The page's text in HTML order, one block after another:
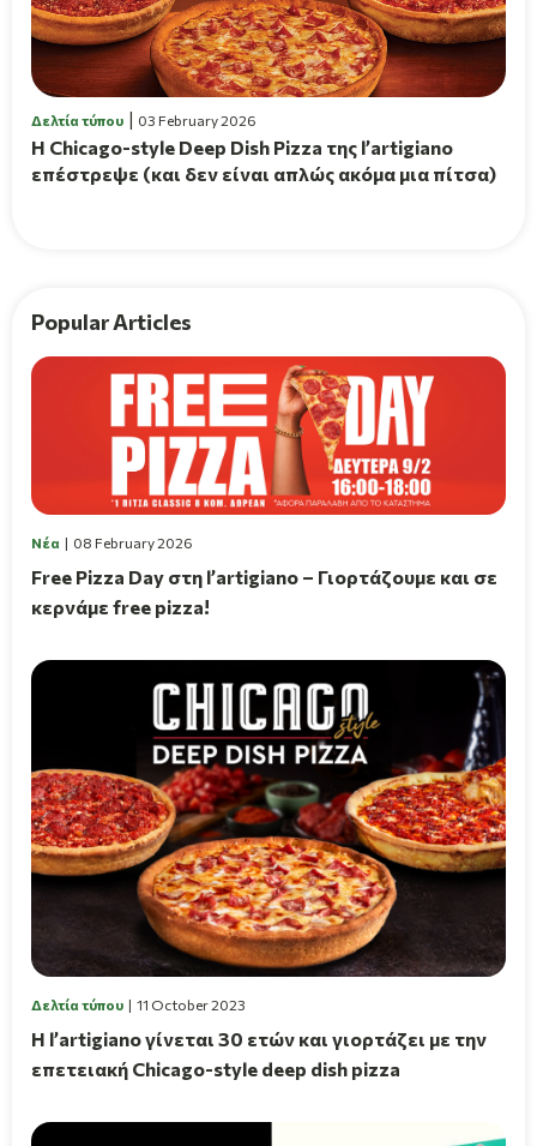
Δελτία τύπου 03 February 2026
Η Chicago-style Deep Dish Pizza της l’artigiano
επέστρεψε (και δεν είναι απλώς ακόμα μια πίτσα)
Popular Articles
Νέα 08 February 2026
Free Pizza Day στη l’artigiano – Γιορτάζουμε και σε
κερνάμε free pizza!
Δελτία τύπου 11 October 2023
Η l’artigiano γίνεται 30 ετών και γιορτάζει με την
επετειακή Chicago-style deep dish pizza